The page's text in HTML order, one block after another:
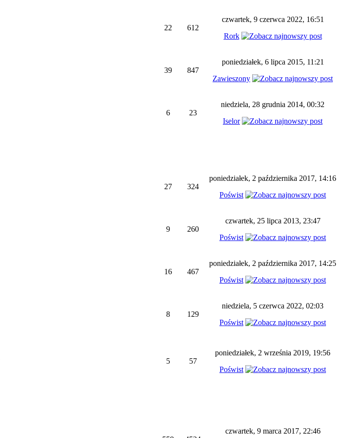
22 612
czwartek, 9 czerwca 2022, 16:51
Rork
39 847
poniedziałek, 6 lipca 2015, 11:21
Zawieszony
6 23
niedziela, 28 grudnia 2014, 00:32
Iselor
27 324
poniedziałek, 2 października 2017, 14:16
Poświst
9 260
czwartek, 25 lipca 2013, 23:47
Poświst
16 467
poniedziałek, 2 października 2017, 14:25
Poświst
8 129
niedziela, 5 czerwca 2022, 02:03
Poświst
5 57
poniedziałek, 2 września 2019, 19:56
Poświst
czwartek, 9 marca 2017, 22:46